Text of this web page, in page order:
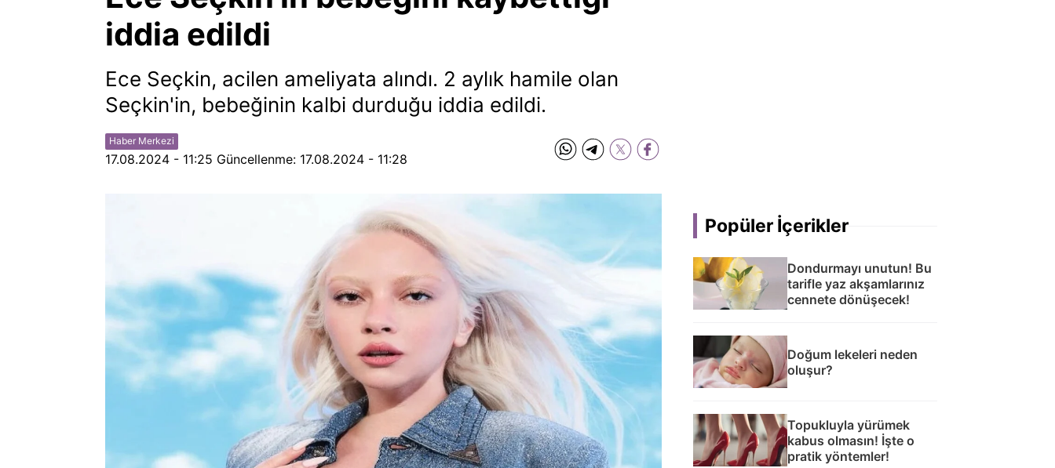
iddia edildi
Ece Seçkin, acilen ameliyata alındı. 2 aylık hamile olan
Seçkin'in, bebeğinin kalbi durduğu iddia edildi.
Haber Merkezi
17.08.2024 - 11:25 Güncellenme: 17.08.2024 - 11:28
Popüler İçerikler
Dondurmayı unutun! Bu
tarifle yaz akşamlarınız
cennete dönüşecek!
Doğum lekeleri neden
oluşur?
Topukluyla yürümek
kabus olmasın! İşte o
pratik yöntemler!